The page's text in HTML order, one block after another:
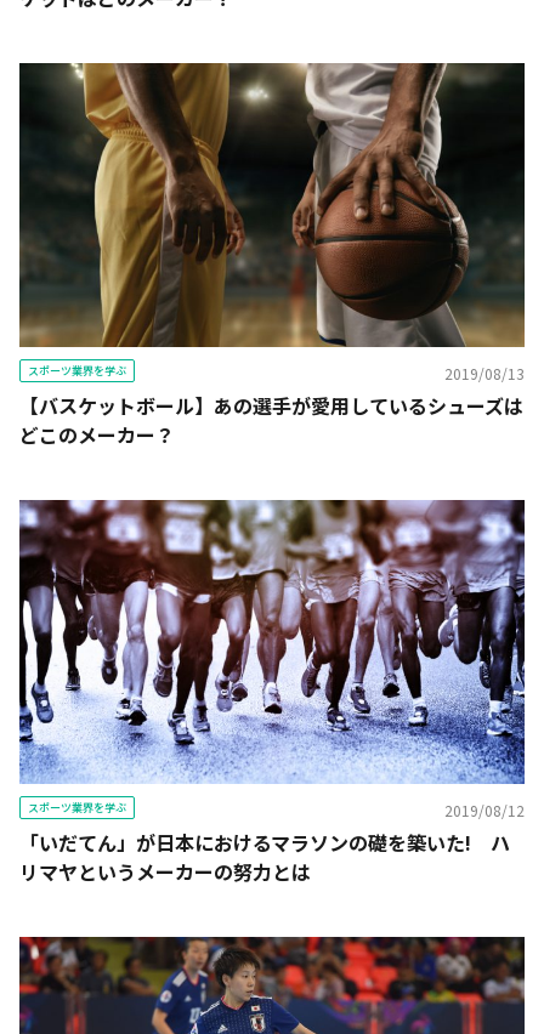
スポーツ業界を学ぶ 2019/08/13
【バスケットボール】あの選手が愛用しているシューズは
どこのメーカー？
スポーツ業界を学ぶ 2019/08/12
「いだてん」が日本におけるマラソンの礎を築いた! ハ
リマヤというメーカーの努力とは